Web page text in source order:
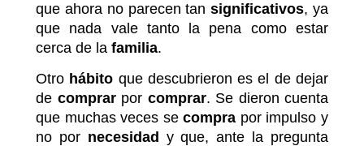
que ahora no parecen tansignificativos, ya
que nada vale tanto la pena como estar
cerca de la familia.
Otro hábito que descubrieron es el de dejar
de comprarpor comprar. Se dieron cuenta
que muchas veces secompra por impulso y
no por necesidad y que, ante la pregunta